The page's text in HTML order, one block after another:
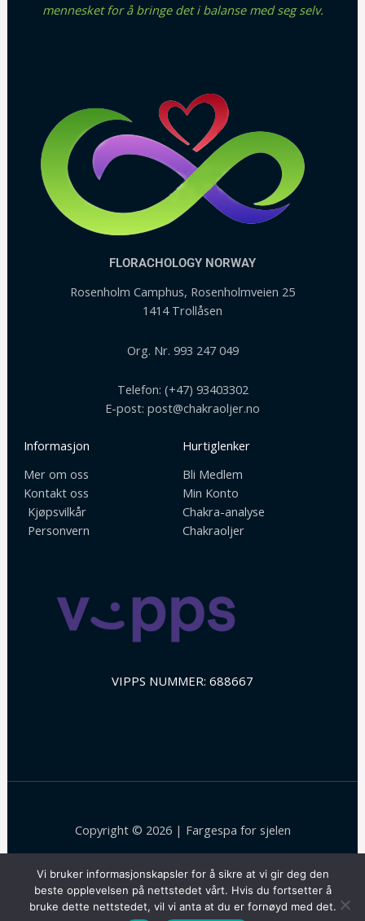
mennesket for å bringe det i balanse med seg selv.
FLORACHOLOGY NORWAY
Rosenholm Camphus, Rosenholmveien 25
1414 Trollåsen
Org. Nr. 993 247 049
Telefon: (+47) 93403302
E-post: post@chakraoljer.no
Informasjon
Mer om oss
Kontakt oss
Kjøpsvilkår
Personvern
Hurtiglenker
Bli Medlem
Min Konto
Chakra-analyse
Chakraoljer
VIPPS NUMMER: 688667
Copyright © 2026 | Fargespa for sjelen
Instagram
Powered by Energi og Balanse AS
Vi bruker informasjonskapsler for å sikre at vi gir deg den
beste opplevelsen på nettstedet vårt. Hvis du fortsetter å
bruke dette nettstedet, vil vi anta at du er fornøyd med det.